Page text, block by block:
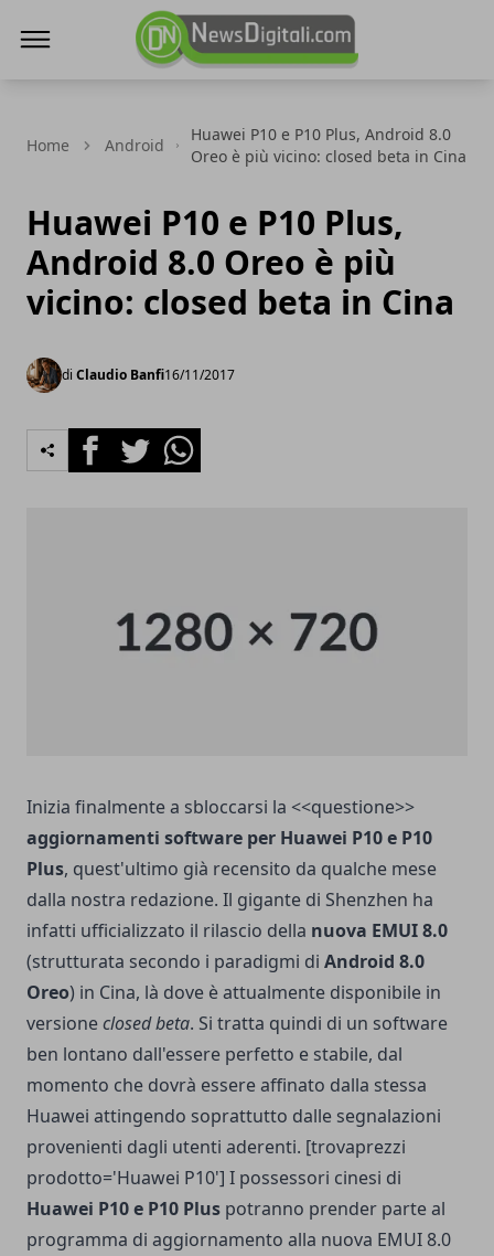
Home Android
Huawei P10 e P10 Plus, Android 8.0
Oreo è più vicino: closed beta in Cina
Huawei P10 e P10 Plus,
Android 8.0 Oreo è più
vicino: closed beta in Cina
di Claudio Banfi16/11/2017
FacebookTwitterWhatsapp
Inizia finalmente a sbloccarsi la <<questione>>
aggiornamenti software per Huawei P10 e P10
Plus, quest'ultimo già recensito da qualche mese
dalla nostra redazione. Il gigante di Shenzhen ha
infatti ufficializzato il rilascio della nuova EMUI 8.0
(strutturata secondo i paradigmi di Android 8.0
Oreo) in Cina, là dove è attualmente disponibile in
versioneclosed beta. Si tratta quindi di un software
ben lontano dall'essere perfetto e stabile, dal
momento che dovrà essere affinato dalla stessa
Huawei attingendo soprattutto dalle segnalazioni
provenienti dagli utenti aderenti. [trovaprezzi
prodotto='Huawei P10'] I possessori cinesi di
Huawei P10 e P10 Plus potranno prender parte al
programma di aggiornamento alla nuova EMUI 8.0